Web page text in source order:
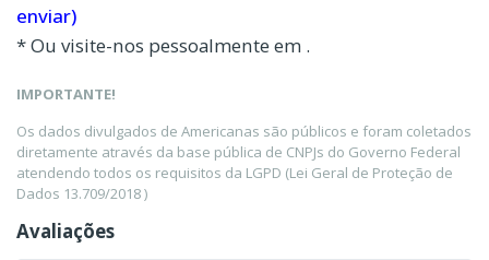
enviar)
* Ou visite-nos pessoalmente em .
IMPORTANTE!
Os dados divulgados de Americanas são públicos e foram coletados
diretamente através da base pública de CNPJs do Governo Federal
atendendo todos os requisitos da LGPD (Lei Geral de Proteção de
Dados 13.709/2018 )
Avaliações